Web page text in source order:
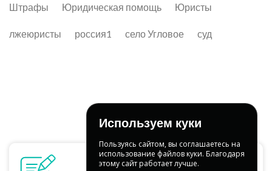
Штрафы Юридическая помощь Юристы
лжеюристы россия1 село Угловое суд
Используем куки
Пользуясь сайтом, вы соглашаетесь на
использование файлов куки. Благодаря
этому сайт работает лучше.